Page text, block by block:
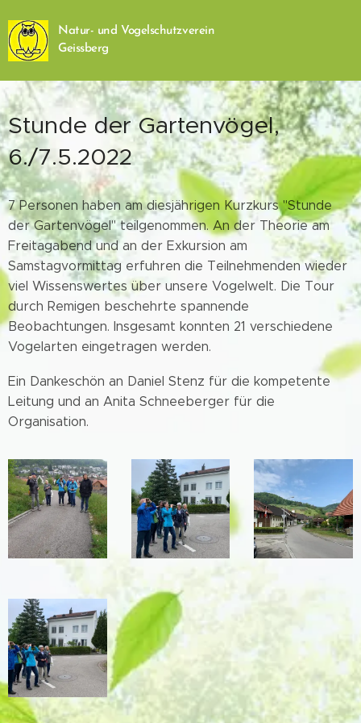
Natur- und Vogelschutzverein
Geissberg
Stunde der Gartenvögel,
6./7.5.2022
7 Personen haben am diesjährigen Kurzkurs "Stunde
der Gartenvögel" teilgenommen. An der Theorie am
Freitagabend und an der Exkursion am
Samstagvormittag erfuhren die Teilnehmenden wieder
viel Wissenswertes über unsere Vogelwelt. Die Tour
durch Remigen beschehrte spannende
Beobachtungen. Insgesamt konnten 21 verschiedene
Vogelarten eingetragen werden.
Ein Dankeschön an Daniel Stenz für die kompetente
Leitung und an Anita Schneeberger für die
Organisation.